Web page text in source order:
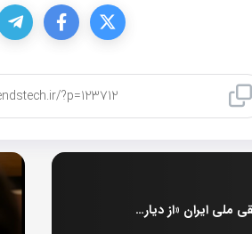
اجرای ارکستر موسیقی ملی ایران «از دیار نغمه‌خوانی»